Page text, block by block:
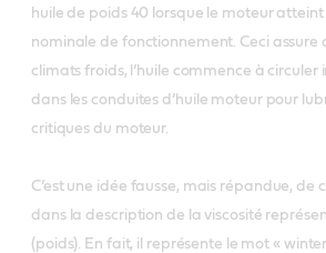
huile de poids 40 lorsque le moteur
nominale de fonctionnement. Ceci assure
climats froids, l’huile commence à
dans les conduites d’huile moteur pour
critiques du moteur.
C’est une idée fausse, mais répandue, de
dans la description de la viscosité
(poids). En fait, il représente le mot «